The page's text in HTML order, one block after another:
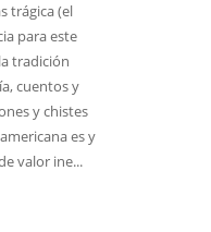
trágica (el
para este
tradición
cuentos y
y chistes
es y
valor ine...